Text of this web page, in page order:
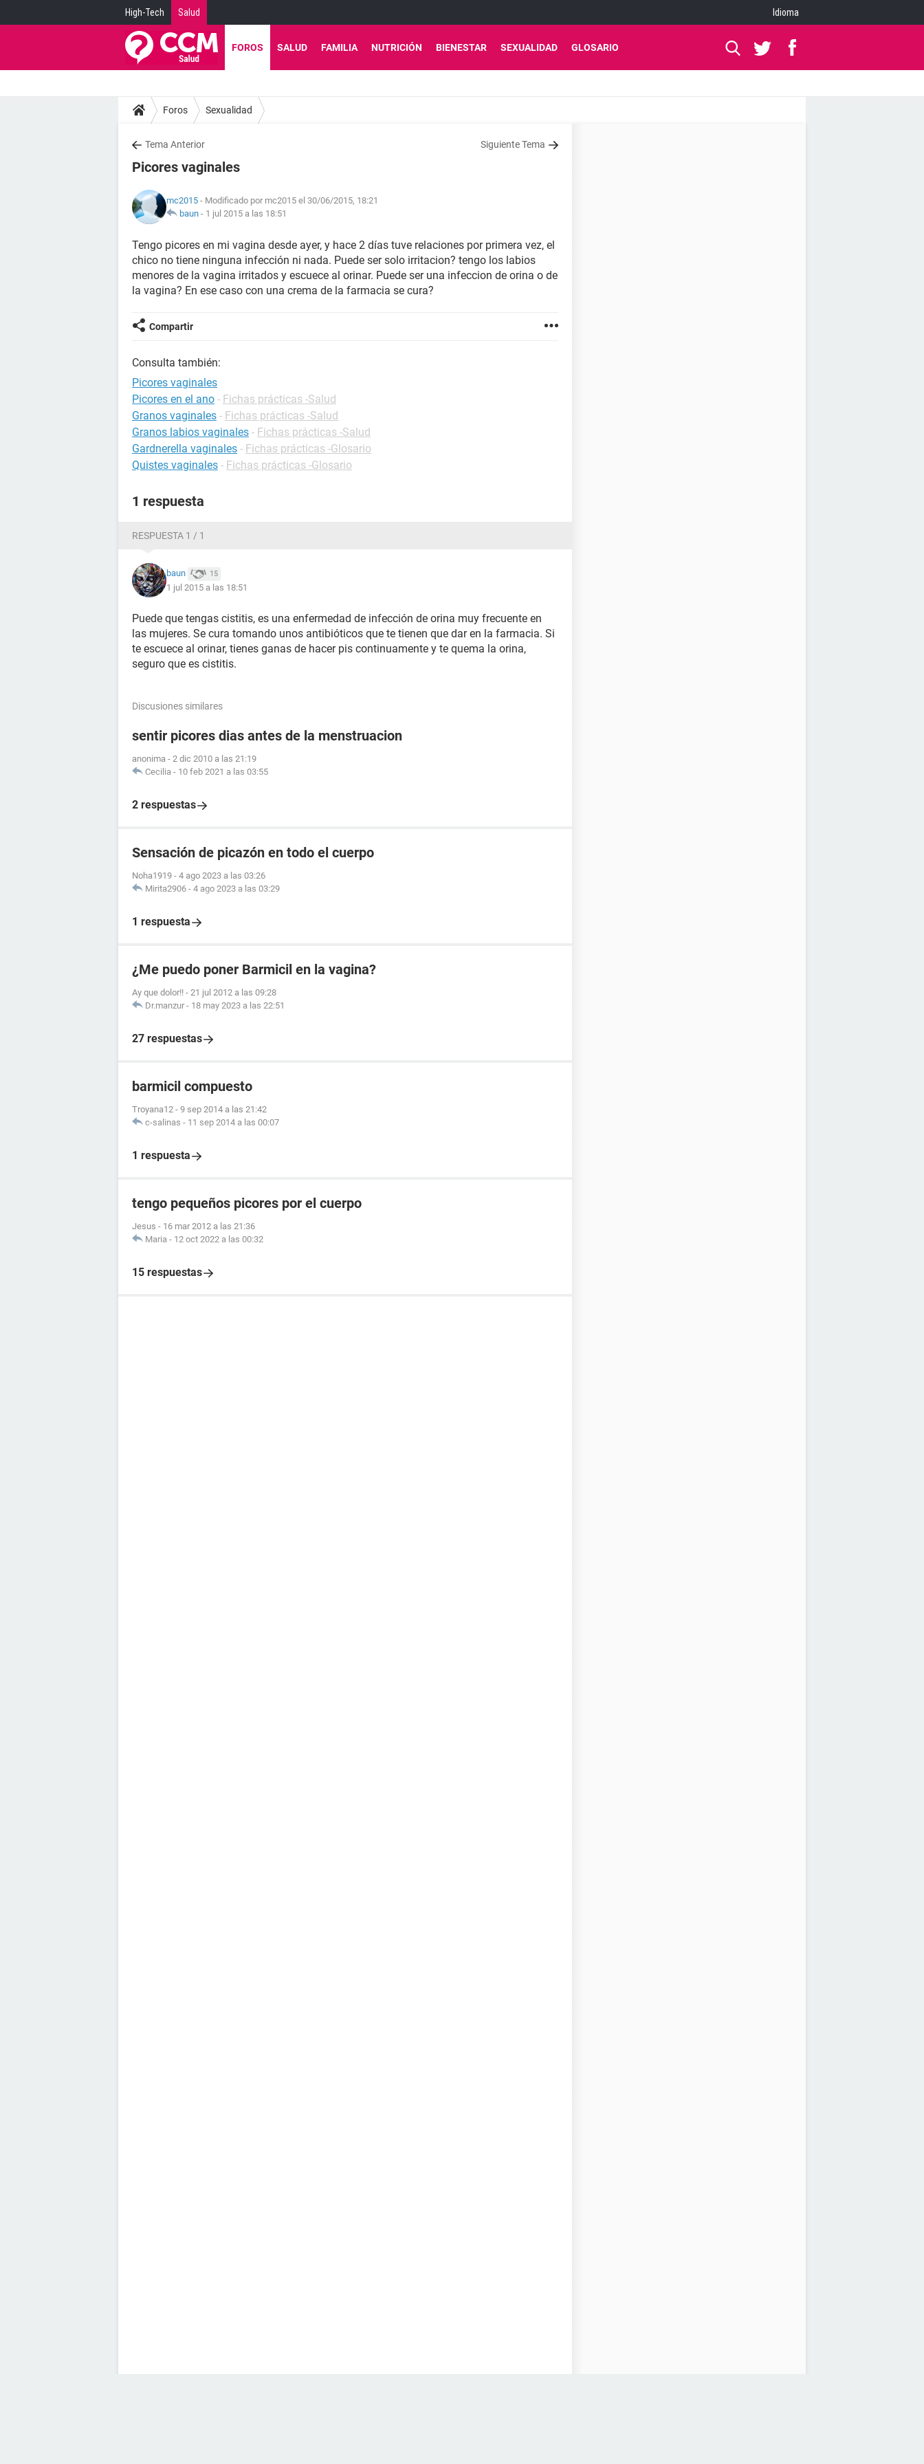
High-Tech Salud Idioma
FOROS SALUD FAMILIA NUTRICIÓN BIENESTAR SEXUALIDAD GLOSARIO
Foros Sexualidad
Tema Anterior Siguiente Tema
Picores vaginales
mc2015 - Modificado por mc2015 el 30/06/2015, 18:21
baun - 1 jul 2015 a las 18:51
Tengo picores en mi vagina desde ayer, y hace 2 días tuve relaciones por primera vez, el
chico no tiene ninguna infección ni nada. Puede ser solo irritacion? tengo los labios
menores de la vagina irritados y escuece al orinar. Puede ser una infeccion de orina o de
la vagina? En ese caso con una crema de la farmacia se cura?
Compartir
Consulta también:
Picores vaginales
Picores en el ano - Fichas prácticas -Salud
Granos vaginales - Fichas prácticas -Salud
Granos labios vaginales - Fichas prácticas -Salud
Gardnerella vaginales - Fichas prácticas -Glosario
Quistes vaginales - Fichas prácticas -Glosario
1 respuesta
RESPUESTA 1 / 1
baun 15
1 jul 2015 a las 18:51
Puede que tengas cistitis, es una enfermedad de infección de orina muy frecuente en
las mujeres. Se cura tomando unos antibióticos que te tienen que dar en la farmacia. Si
te escuece al orinar, tienes ganas de hacer pis continuamente y te quema la orina,
seguro que es cistitis.
Discusiones similares
sentir picores dias antes de la menstruacion
anonima - 2 dic 2010 a las 21:19
Cecilia - 10 feb 2021 a las 03:55
2 respuestas
Sensación de picazón en todo el cuerpo
Noha1919 - 4 ago 2023 a las 03:26
Mirita2906 - 4 ago 2023 a las 03:29
1 respuesta
¿Me puedo poner Barmicil en la vagina?
Ay que dolor!! - 21 jul 2012 a las 09:28
Dr.manzur - 18 may 2023 a las 22:51
27 respuestas
barmicil compuesto
Troyana12 - 9 sep 2014 a las 21:42
c-salinas - 11 sep 2014 a las 00:07
1 respuesta
tengo pequeños picores por el cuerpo
Jesus - 16 mar 2012 a las 21:36
Maria - 12 oct 2022 a las 00:32
15 respuestas